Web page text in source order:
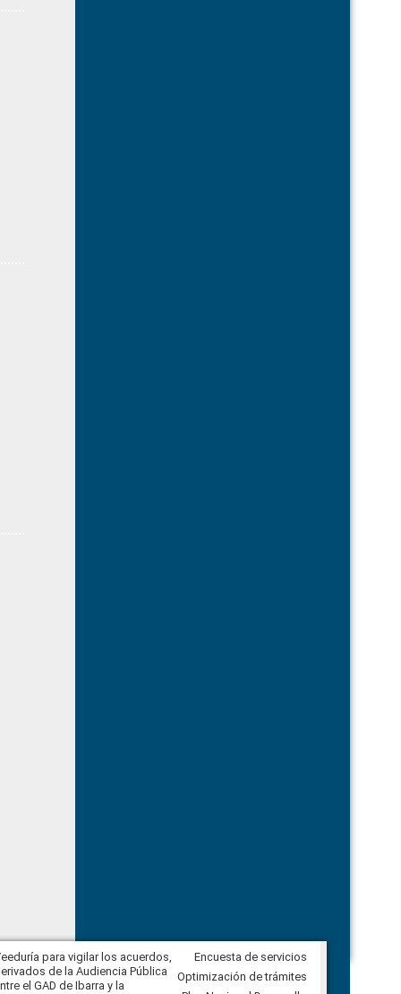
para vigilar los acuerdos,
de la Audiencia Pública
el GAD de Ibarra y la
CPCCS convoca a Veeduría
Ciudadana para vigilar el concurso
Encuesta de servicios
Optimización de trámites